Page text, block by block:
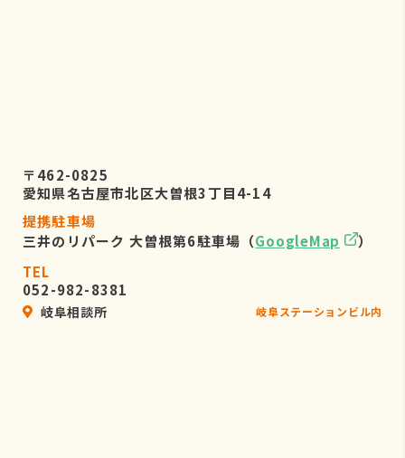
〒462-0825
愛知県名古屋市北区大曽根3丁目4-14
提携駐車場
三井のリパーク 大曽根第6駐車場（GoogleMap
）
TEL
052-982-8381
岐阜相談所 岐阜ステーションビル内